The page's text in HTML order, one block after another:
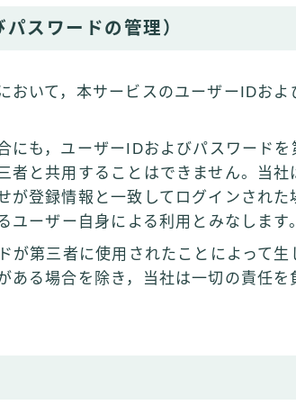
スワードの管理）
おいて，本サービスのユーザーIDおよ
にも，ユーザーIDおよびパスワードを
者と共用することはできません。当
が登録情報と一致してログインされた
ユーザー自身による利用とみなします。
が第三者に使用されたことによって生
ある場合を除き，当社は一切の責任を